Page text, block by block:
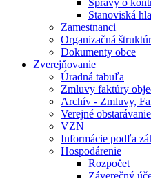
Správy o
Stanoviská
Zamestnanci
Organizačná
Dokumenty obce
Zverejňovanie
Úradná tabuľa
Zmluvy faktúry
Archív - Zmluvy,
Verejné obstarávanie
VZN
Informácie podľa
Hospodárenie
Rozpočet
Záverečný